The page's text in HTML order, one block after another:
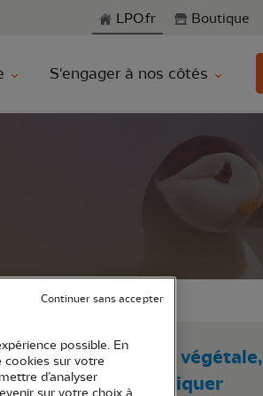
Aller à la rechercheLPO.fr Boutique
S'engager à nos côtés
animale ou végétale,
sauvage, pratiquer
possible. En
cookies sur votre
d’analyser
sur votre choix à
Continuer sans accepter